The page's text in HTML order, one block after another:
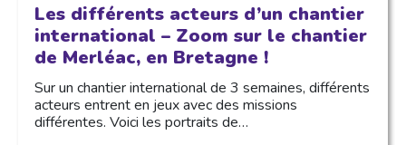
Les différents acteurs d’un chantier
international – Zoom sur le chantier
de Merléac, en Bretagne !
Sur un chantier international de 3 semaines, différents
acteurs entrent en jeux avec des missions
différentes. Voici les portraits de…